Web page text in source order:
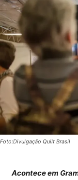
Foto:Divulgação Quilt Brasil
Acontece em